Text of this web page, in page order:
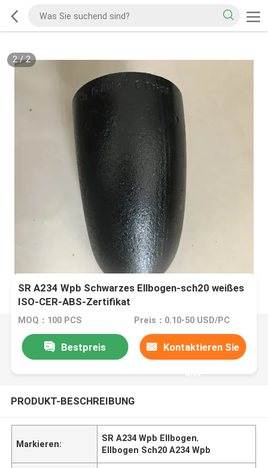
2/2
SR A234 Wpb Schwarzes Ellbogen-sch20 weißes
ISO-CER-ABS-Zertifikat
MOQ：100 PCS Preis：0.10-50 USD/PC
Bestpreis Kontaktieren Sie
uns
PRODUKT-BESCHREIBUNG
Markieren:
SR A234 Wpb Ellbogen,
Ellbogen Sch20 A234 Wpb